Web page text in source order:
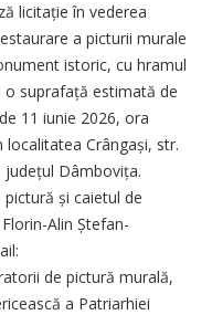
licitație în vederea
a picturii murale
istoric, cu hramul
o suprafață estimată de
11 iunie 2026, ora
localitatea Crângași, str.
județul Dâmbovița.
și caietul de
Alin Ștefan-
de pictură murală,
a Patriarhiei